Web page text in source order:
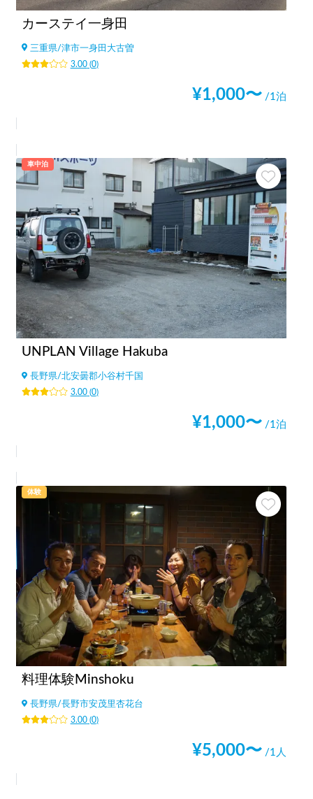
カーステイ一身田
三重県/津市一身田大古曽
3.00(0)
¥1,000〜 /1泊
車中泊
UNPLAN Village Hakuba
長野県/北安曇郡小谷村千国
3.00(0)
¥1,000〜 /1泊
体験
料理体験Minshoku
長野県/長野市安茂里杏花台
3.00(0)
¥5,000〜 /1人